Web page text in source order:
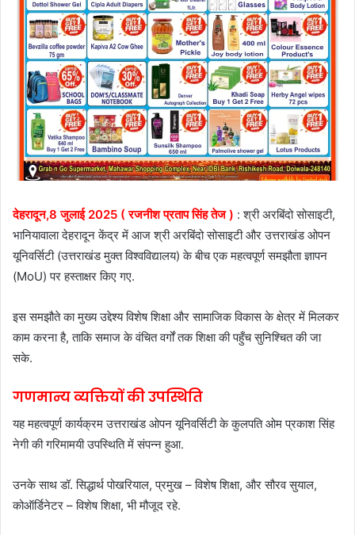
देहरादून,8 जुलाई 2025 ( रजनीश प्रताप सिंह तेज ) : श्री अरबिंदो सोसाइटी,
भानियावाला देहरादून केंद्र में आज श्री अरबिंदो सोसाइटी और उत्तराखंड ओपन
यूनिवर्सिटी (उत्तराखंड मुक्त विश्वविद्यालय) के बीच एक महत्वपूर्ण समझौता ज्ञापन
(MoU) पर हस्ताक्षर किए गए.
इस समझौते का मुख्य उद्देश्य विशेष शिक्षा और सामाजिक विकास के क्षेत्र में मिलकर
काम करना है, ताकि समाज के वंचित वर्गों तक शिक्षा की पहुँच सुनिश्चित की जा
सके.
गणमान्य व्यक्तियों की उपस्थिति
यह महत्वपूर्ण कार्यक्रम उत्तराखंड ओपन यूनिवर्सिटी के कुलपति ओम प्रकाश सिंह
नेगी की गरिमामयी उपस्थिति में संपन्न हुआ.
उनके साथ डॉ. सिद्धार्थ पोखरियाल, प्रमुख – विशेष शिक्षा, और सौरव सुयाल,
कोऑर्डिनेटर – विशेष शिक्षा, भी मौजूद रहे.